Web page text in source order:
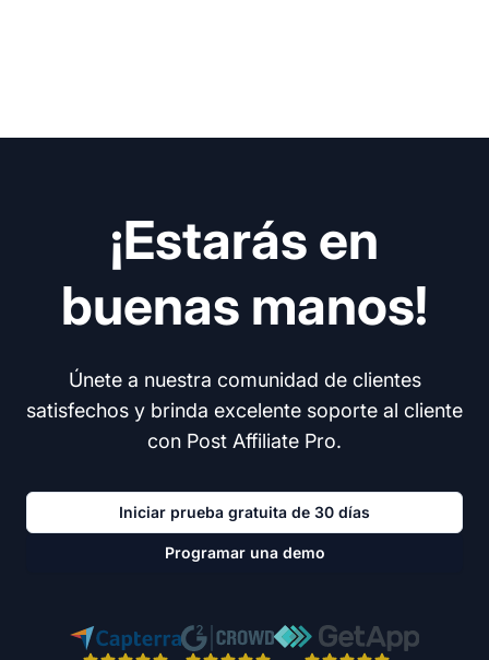
¡Estarás en
buenas manos!
Únete a nuestra comunidad de clientes
satisfechos y brinda excelente soporte al cliente
con Post Affiliate Pro.
Iniciar prueba gratuita de 30 días
Programar una demo